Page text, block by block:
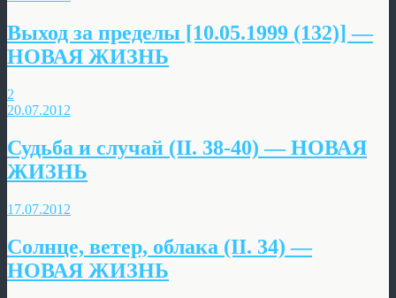
Выход за пределы [10.05.1999 (132)] —
НОВАЯ ЖИЗНЬ
2
20.07.2012
Судьба и случай (II. 38-40) — НОВАЯ
ЖИЗНЬ
17.07.2012
Солнце, ветер, облака (II. 34) —
НОВАЯ ЖИЗНЬ